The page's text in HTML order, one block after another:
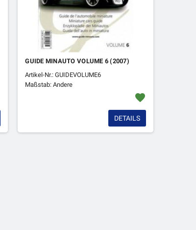
GUIDE MINAUTO VOLUME 6 (2007)
Artikel-Nr.: GUIDEVOLUME6
Maßstab: Andere
favorite
DETAILS